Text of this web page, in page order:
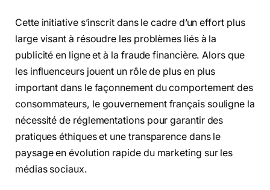
Cette initiative s’inscrit dans le cadre d’un effort plus
large visant à résoudre les problèmes liés à la
publicité en ligne et à la fraude financière. Alors que
les influenceurs jouent un rôle de plus en plus
important dans le façonnement du comportement des
consommateurs, le gouvernement français souligne la
nécessité de réglementations pour garantir des
pratiques éthiques et une transparence dans le
paysage en évolution rapide du marketing sur les
médias sociaux.